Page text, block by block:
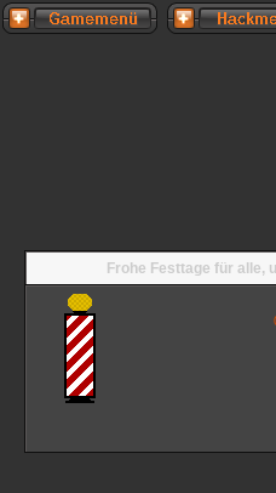
Frohe Festtage für alle,